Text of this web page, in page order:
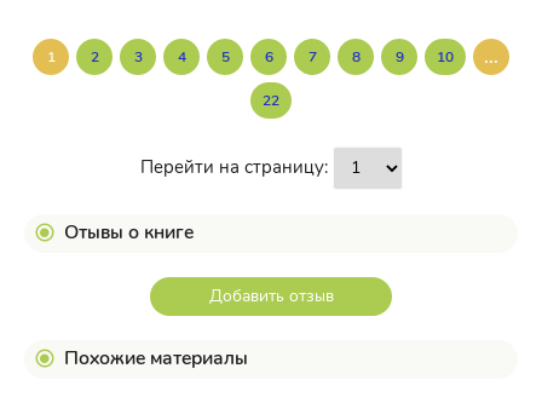
1 2 3 4 5 6 7 8 9 10 ...
22
Перейти на страницу:
Отывы о книге
Добавить отзыв
Похожие материалы